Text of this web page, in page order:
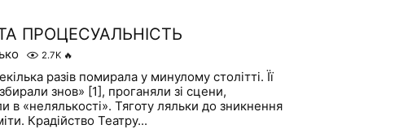
ПРОЦЕСУАЛЬНІСТЬ
2.7K 🔥
разів помирала у минулому столітті. Її
знов» [1], проганяли зі сцени,
в «нелялькості». Тяготу ляльки до зникнення
Крадійство Театру...